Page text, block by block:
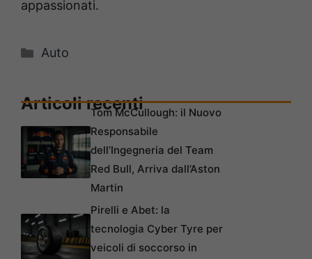
appassionati.
Categorie
Auto
Articoli recentiTom McCullough: il Nuovo
Responsabile
dell’Ingegneria del Team
Red Bull, Arriva dall’Aston
Martin
Pirelli e Abet: la
tecnologia Cyber Tyre per
veicoli di soccorso in